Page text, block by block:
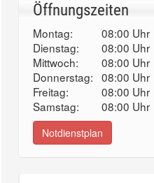
Öffnungszeiten
Montag: 08:00 Uhr
Dienstag:
08:00 Uhr
Mittwoch:
08:00 Uhr
Donnerstag: 08:00 Uhr
Freitag:
08:00 Uhr
Samstag:
08:00 Uhr
Notdienstplan